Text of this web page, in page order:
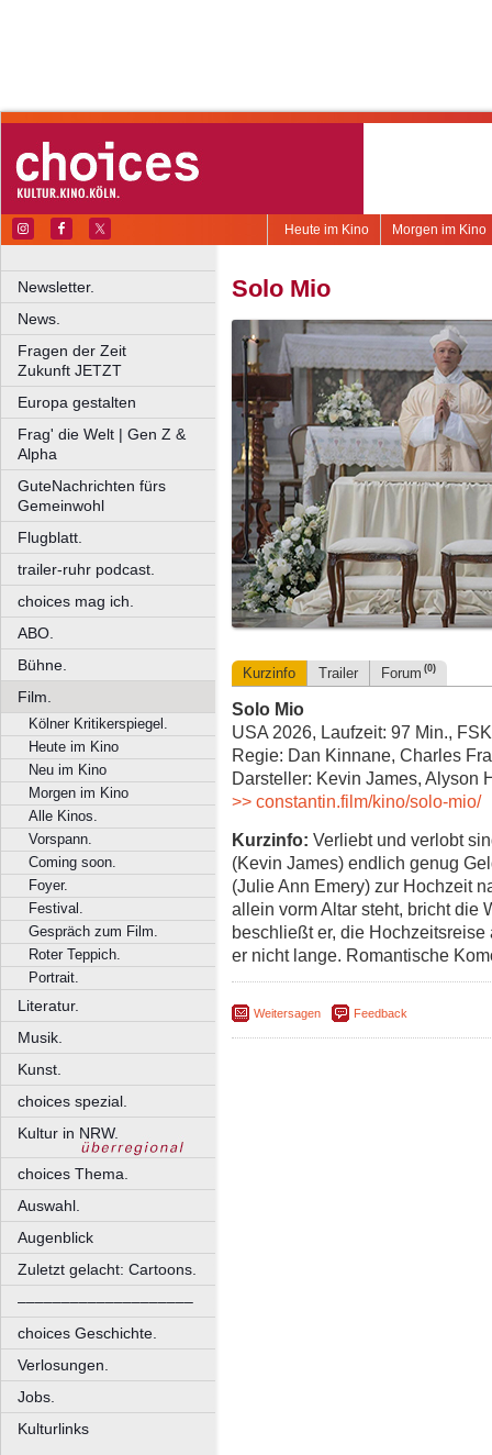
Morgen im Kino
Heute im Kino
Newsletter.
News.
Fragen der Zeit
Zukunft JETZT
Europa gestalten
Frag' die Welt | Gen Z &
Alpha
GuteNachrichten fürs
Gemeinwohl
Flugblatt.
trailer-ruhr podcast.
choices mag ich.
ABO.
Bühne.
Film.
Kölner Kritikerspiegel.
Heute im Kino
Neu im Kino
Morgen im Kino
Alle Kinos.
Vorspann.
Coming soon.
Foyer.
Festival.
Gespräch zum Film.
Roter Teppich.
Portrait.
Literatur.
Musik.
Kunst.
choices spezial.
Kultur in NRW.
choices Thema.
Auswahl.
Augenblick
Zuletzt gelacht: Cartoons.
––––––––––––––––––––
choices Geschichte.
Verlosungen.
Jobs.
Kulturlinks
Solo Mio
Kurzinfo Trailer Forum (0)
Solo Mio
USA 2026, Laufzeit: 97 Min.,
Regie: Dan Kinnane, Charles
Darsteller: Kevin James, Alyson
>> constantin.film/kino/solo-mio/
Kurzinfo: Verliebt und verlobt
(Kevin James) endlich genug
(Julie Ann Emery) zur Hochzeit
allein vorm Altar steht, bricht die
beschließt er, die
er nicht lange. Romantische
Weitersagen Feedback